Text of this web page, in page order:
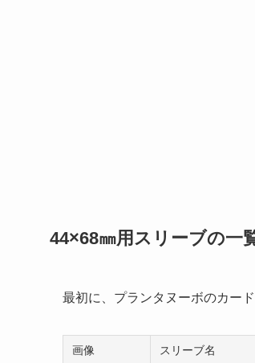
44×68㎜用スリーブの一
最初に、プランタヌーボのカー
画像 スリーブ名